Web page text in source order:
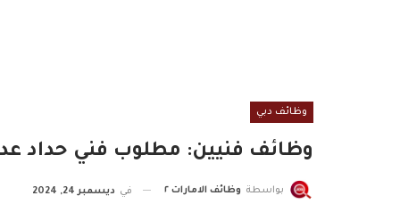
وظائف دبي
وظائف فنيين: مطلوب فني حداد عدد (4) فرص متاحة لدى شركة في
بواسطة وظائف الامارات ٢ في ديسمبر 24, 2024